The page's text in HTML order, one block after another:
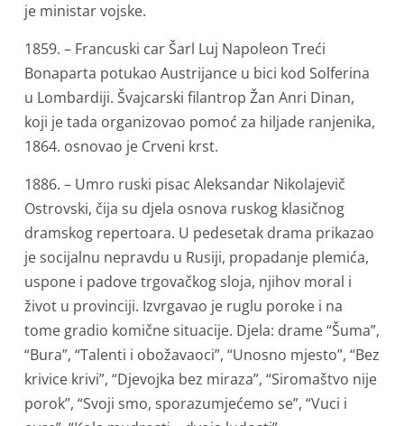
je ministar vojske.
1859. – Francuski car Šarl Luj Napoleon Treći
Bonaparta potukao Austrijance u bici kod Solferina
u Lombardiji. Švajcarski filantrop Žan Anri Dinan,
koji je tada organizovao pomoć za hiljade ranjenika,
1864. osnovao je Crveni krst.
1886. – Umro ruski pisac Aleksandar Nikolajevič
Ostrovski, čija su djela osnova ruskog klasičnog
dramskog repertoara. U pedesetak drama prikazao
je socijalnu nepravdu u Rusiji, propadanje plemića,
uspone i padove trgovačkog sloja, njihov moral i
život u provinciji. Izvrgavao je ruglu poroke i na
tome gradio komične situacije. Djela: drame “Šuma”,
“Bura”, “Talenti i obožavaoci”, “Unosno mjesto”, “Bez
krivice krivi”, “Djevojka bez miraza”, “Siromaštvo nije
porok”, “Svoji smo, sporazumjećemo se”, “Vuci i